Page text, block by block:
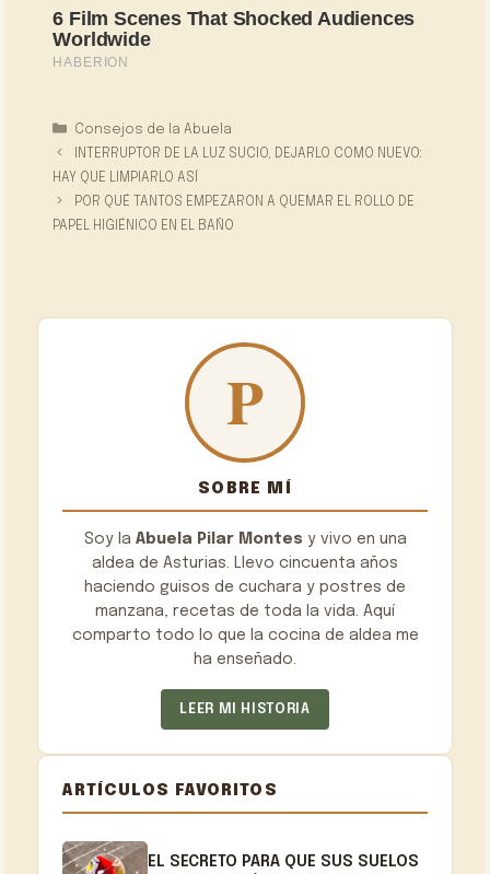
Categorías
Consejos de la Abuela
INTERRUPTOR DE LA LUZ SUCIO, DEJARLO COMO NUEVO:
HAY QUE LIMPIARLO ASÍ
POR QUÉ TANTOS EMPEZARON A QUEMAR EL ROLLO DE
PAPEL HIGIÉNICO EN EL BAÑO
SOBRE MÍ
Soy la Abuela Pilar Montes y vivo en una
aldea de Asturias. Llevo cincuenta años
haciendo guisos de cuchara y postres de
manzana, recetas de toda la vida. Aquí
comparto todo lo que la cocina de aldea me
ha enseñado.
LEER MI HISTORIA
ARTÍCULOS FAVORITOS
EL SECRETO PARA QUE SUS SUELOS